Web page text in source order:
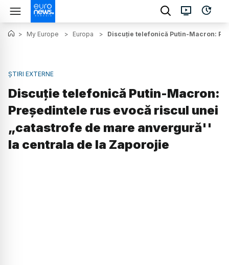
> My Europe > Europa > Discuţie telefonică Putin-Macron:
ȘTIRI EXTERNE
Discuţie telefonică Putin-Macron:
Preşedintele rus evocă riscul unei
„catastrofe de mare anvergură''
la centrala de la Zaporojie